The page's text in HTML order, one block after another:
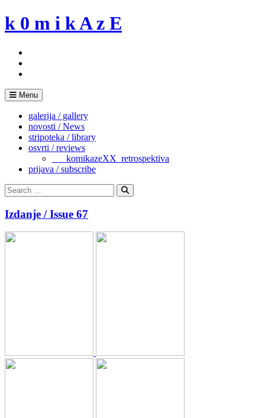
Skip
to
k 0 m i k A z E
Menu
galerija / gallery
novosti / News
stripoteka / library
osvrti / reviews
___komikazeXX_retrospektiva
prijava / subscribe
Search
for:
Search
Izdanje / Issue 67